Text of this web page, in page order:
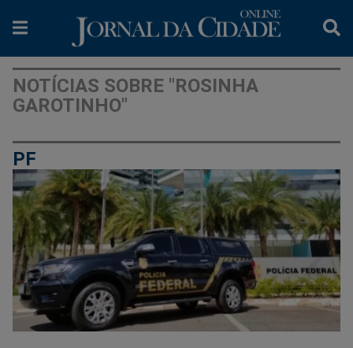
NOTÍCIAS SOBRE "ROSINHA
GAROTINHO"
PF